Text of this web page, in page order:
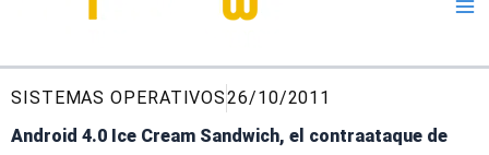
SISTEMAS OPERATIVOS26/10/2011
Android 4.0 Ice Cream Sandwich, el contraataque de